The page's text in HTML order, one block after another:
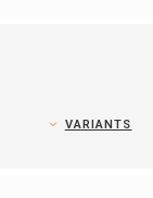
VARIANTS